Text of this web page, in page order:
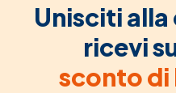
Unisciti
ricevi
sconto